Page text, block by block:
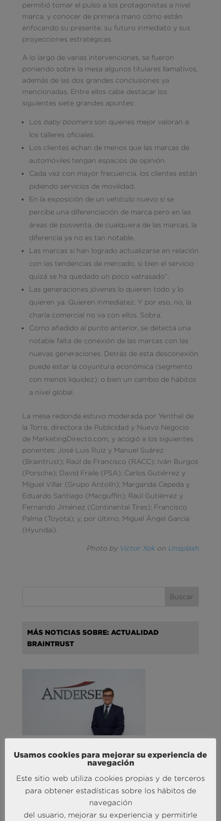
permitió tomar el pulso a los protagonistas a nivel
marca, y conocer de primera mano cómo están
enfocando su presente, su futuro inmediato y sus
proyecciones estratégicas.
A lo largo de varias intervenciones, se fueron
poniendo sobre la mesa algunos titulares llamativos,
además de las dos grandes conclusiones ya
mencionadas. Entre ellos cabe destacar los
siguientes siete grandes apuntes:
Los baby boomersson quienes mejor valoran a
los talleres oficiales.
Los clientes echan de menos que las marcas de
automóviles tengan espacios de opinión.
Cada vez con mayor frecuencia, los clientes están
pidiendo servicios de movilidad.
En la exposición de un vehículo nuevo sí se
percibe una diferenciación de marca pero en las
áreas de posventa, de cualquiera de las marcas, la
diferencia ya no es tan notable.
Las marcas sí han logrado actualizarse en relación
con las tendencias de mercado, si bien el servicio
quizá se ha quedado un poco «atrasado”.
Las generaciones jóvenes lo quieren todo y lo
quieren ya. Quieren inmediatez. Y por eso, no, la
charla comercial no va con ellos. Sobra.
Como añadido al punto anterior, se detecta una
notable falta de conexión de las marcas con las
nuevas generaciones. Detrás de esta desconexión
puede estar la coyuntura económica (segmento
con menos liquidez), o bien un cambio de hábitos
a nivel global.
La mesa redonda estuvo moderada por Yenthel de
la Torre, directora de Publicidad y Nuevo Negocio
de MarketingDirecto.com, y acogió a los siguientes
ponentes: José Luis Ruiz y Manuel Suárez
(Braintrust); Raúl de Francisco (RACC); Iván Burgos
(Porsche); David Fraile (PSA); Carlos Gutiérrez y
Miguel Villar (Grupo Antolín); Margarida Cepeda y
Eduardo Santiago (Macguffin); Raúl Gutiérrez y
Fernando Jiménez (Continental Tires); Francisco
Palma (Toyota); y, por último, Miguel Ángel García
(Hyundai).
Photo by Victor Xokon Unsplash
MÁS NOTICIAS SOBRE: ACTUALIDAD
BRAINTRUST
España con la incorporación de Francisco Puertas
como Socio Responsable de Human Capital
30 Sep 2025
MÁS NOTICIAS SOBRE: INTELIGENCIA
COMPETITIVA
Usamos cookies para mejorar su experiencia de
navegación
Este sitio web utiliza cookies propias y de terceros
para obtener estadísticas sobre los hábitos de
navegación
del usuario, mejorar su experiencia y permitirle